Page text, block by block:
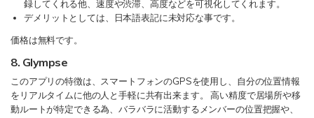
録してくれる他、速度や渋滞、高度などを可視化してくれます。
デメリットとしては、日本語表記に未対応な事です。
価格は無料です。
8. Glympse
このアプリの特徴は、スマートフォンのGPSを使用し、自分の位置情報
をリアルタイムに他の人と手軽に共有出来ます。 高い精度で居場所や移
動ルートが特定できる為、バラバラに活動するメンバーの位置把握や、